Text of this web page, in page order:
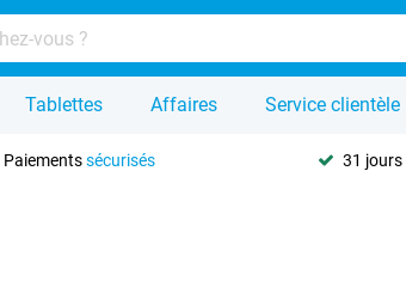
Tablettes Affaires Service clientèle
Paiementssécurisés 31 jours